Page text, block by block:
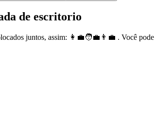
de escritorio
juntos, assim: 👩‍💼🧑‍💼👨‍💼 . Você